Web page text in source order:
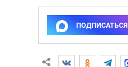
ПОДПИСАТЬСЯ